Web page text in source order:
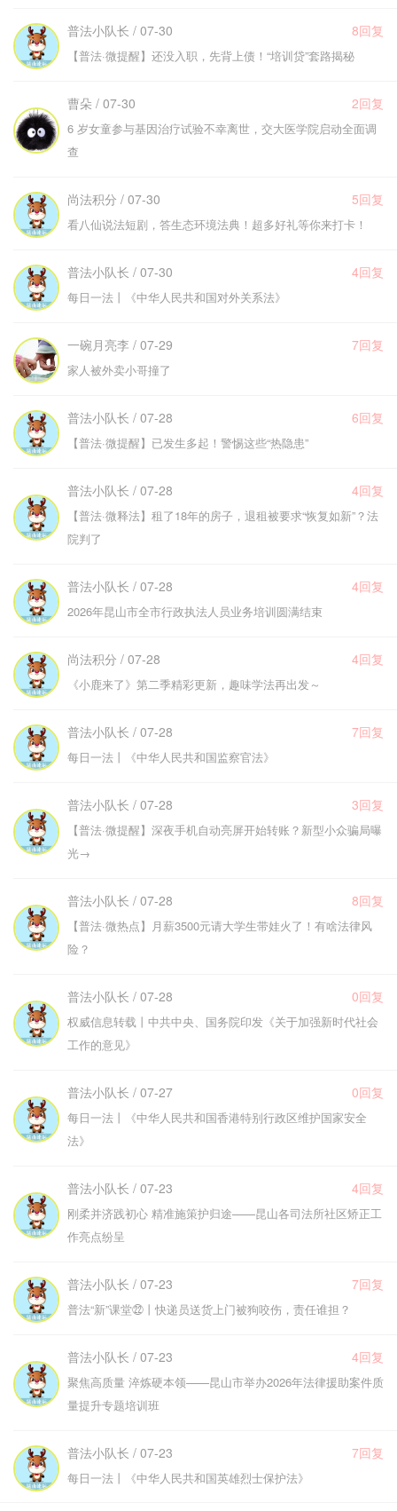
普法小队长 / 07-30 8回复
【普法·微提醒】还没入职，先背上债！“培训贷”套路揭秘
曹朵 / 07-30 2回复
6 岁女童参与基因治疗试验不幸离世，交大医学院启动全面调
查
尚法积分 / 07-30 5回复
看八仙说法短剧，答生态环境法典！超多好礼等你来打卡！
普法小队长 / 07-30 4回复
每日一法丨《中华人民共和国对外关系法》
一碗月亮李 / 07-29 7回复
家人被外卖小哥撞了
普法小队长 / 07-28 6回复
【普法·微提醒】已发生多起！警惕这些“热隐患”
普法小队长 / 07-28 4回复
【普法·微释法】租了18年的房子，退租被要求“恢复如新”？法
院判了
普法小队长 / 07-28 4回复
2026年昆山市全市行政执法人员业务培训圆满结束
尚法积分 / 07-28 4回复
《小鹿来了》第二季精彩更新，趣味学法再出发～
普法小队长 / 07-28 7回复
每日一法丨《中华人民共和国监察官法》
普法小队长 / 07-28 3回复
【普法·微提醒】深夜手机自动亮屏开始转账？新型小众骗局曝
光→
普法小队长 / 07-28 8回复
【普法·微热点】月薪3500元请大学生带娃火了！有啥法律风
险？
普法小队长 / 07-28 0回复
权威信息转载丨中共中央、国务院印发《关于加强新时代社会
工作的意见》
普法小队长 / 07-27 0回复
每日一法丨《中华人民共和国香港特别行政区维护国家安全
法》
普法小队长 / 07-23 4回复
刚柔并济践初心 精准施策护归途——昆山各司法所社区矫正工
作亮点纷呈
普法小队长 / 07-23 7回复
普法“新”课堂㉒丨快递员送货上门被狗咬伤，责任谁担？
普法小队长 / 07-23 4回复
聚焦高质量 淬炼硬本领——昆山市举办2026年法律援助案件质
量提升专题培训班
普法小队长 / 07-23 7回复
每日一法丨《中华人民共和国英雄烈士保护法》